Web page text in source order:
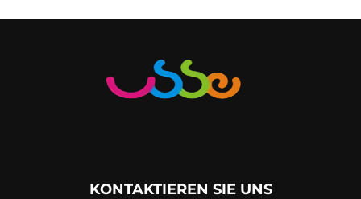
KONTAKTIEREN SIE UNS